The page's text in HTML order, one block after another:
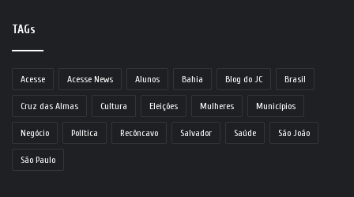
TAGs
Acesse Acesse News Alunos Bahia Blog do JC Brasil
Cruz das Almas Cultura Eleições Mulheres Municípios
Negócio Política Recôncavo Salvador Saúde São João
São Paulo